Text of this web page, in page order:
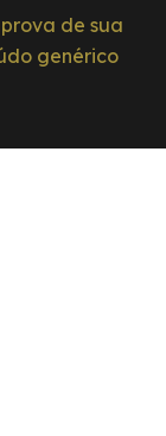
de sua
genérico